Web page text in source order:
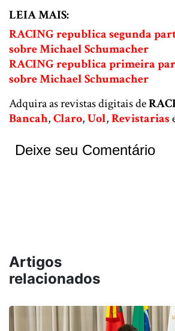
LEIA MAIS:
RACING republica segunda
sobre Michael Schumacher
RACING republica primeira
sobre Michael Schumacher
Adquira as revistas digitais de
Bancah,Claro,Uol,Revistarias
Deixe seu Comentário
Artigos
relacionados